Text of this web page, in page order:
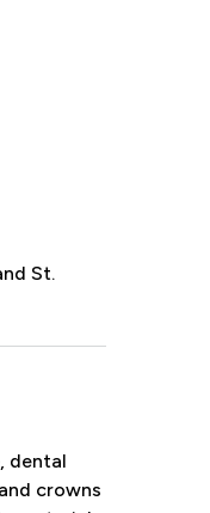
St.
dental
crowns